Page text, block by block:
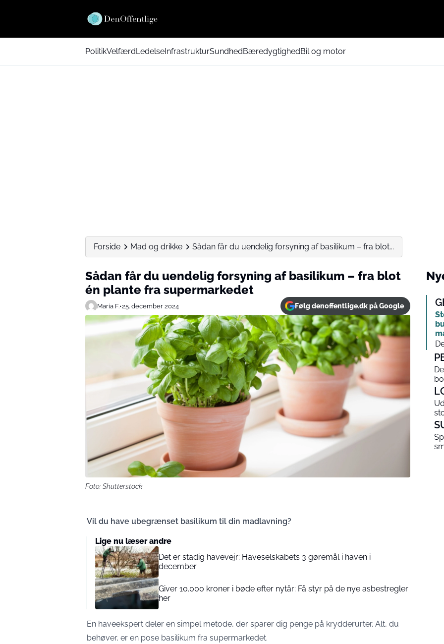
PolitikVelfærdLedelseInfrastrukturSundhedBæredygtighedBil og motor
Forside Mad og drikke Sådan får du uendelig forsyning af basilikum – fra blot...
Sådan får du uendelig forsyning af basilikum – fra blot
én plante fra supermarkedet
Maria F.•25. december 2024 Følg denoffentlige.dk på Google
Foto: Shutterstock
Vil du have ubegrænset basilikum til din madlavning?
Lige nu læser andre
Det er stadig havevejr: Haveselskabets 3 gøremål i haven i
december
Giver 10.000 kroner i bøde efter nytår: Få styr på de nye asbestregler
her
En haveekspert deler en simpel metode, der sparer dig penge på krydderurter. Alt, du
behøver, er en pose basilikum fra supermarkedet.